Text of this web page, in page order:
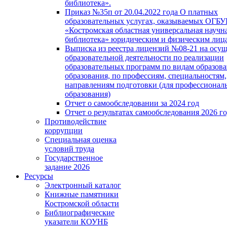
библиотека».
Приказ №35п от 20.04.2022 года О платных
образовательных услугах, оказываемых
«Костромская областная универсальная
библиотека» юридическим и физическим
Выписка из реестра лицензий №08-21 на
образовательной деятельности по реализации
образовательных программ по видам
образования, по профессиям, специальностям,
направлениям подготовки (для
образования)
Отчет о самообследовании за 2024 год
Отчет о результатах самообследования 2026
Противодействие
коррупции
Специальная оценка
условий труда
Государственное
задание 2026
Ресурсы
Электронный каталог
Книжные памятники
Костромской области
Библиографические
указатели КОУНБ